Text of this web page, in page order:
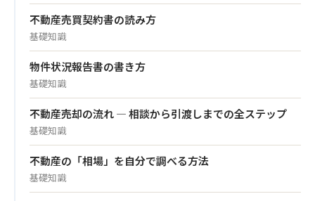
不動産売買契約書の読み方
基礎知識
物件状況報告書の書き方
基礎知識
不動産売却の流れ — 相談から引渡しまでの全ステップ
基礎知識
不動産の「相場」を自分で調べる方法
基礎知識